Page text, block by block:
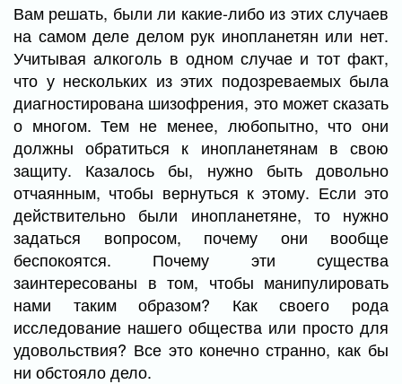
Вам решать, были ли какие-либо из этих случаев
на самом деле делом рук инопланетян или нет.
Учитывая алкоголь в одном случае и тот факт,
что у нескольких из этих подозреваемых была
диагностирована шизофрения, это может сказать
о многом. Тем не менее, любопытно, что они
должны обратиться к инопланетянам в свою
защиту. Казалось бы, нужно быть довольно
отчаянным, чтобы вернуться к этому. Если это
действительно были инопланетяне, то нужно
задаться вопросом, почему они вообще
беспокоятся. Почему эти существа
заинтересованы в том, чтобы манипулировать
нами таким образом? Как своего рода
исследование нашего общества или просто для
удовольствия? Все это конечно странно, как бы
ни обстояло дело.